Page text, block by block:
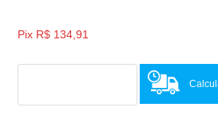
Pix R$ 134,91